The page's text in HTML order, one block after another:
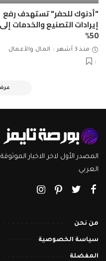
"أدنوك للحفر" تستهدف رفع
إيرادات التصنيع والخدمات إلى
50%
منذ 3 أشهر المال والأعمال
المصدر الأول لاخر الاخبار
العربي.
من نحن
سياسة الخصوصية
المفضلة